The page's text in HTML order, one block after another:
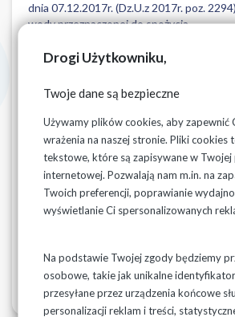
Drogi Użytkowniku,
Twoje dane są bezpieczne
Używamy plików cookies, aby zapewnić
wrażenia na naszej stronie. Pliki cookies
tekstowe, które są zapisywane w Twojej
internetowej. Pozwalają nam m.in. na
Twoich preferencji, poprawianie
wyświetlanie Ci spersonalizowanych
Na podstawie Twojej zgody będziemy
osobowe, takie jak unikalne
przesyłane przez urządzenia końcowe
personalizacji reklam i treści,
dnia 07.12.2017r. (Dz.U.z 2017r. poz.
wody przeznaczonej do spożycia.
Dotyczy miejscowości: Borowskie Bojary,
Borowskie Gziki, Borowskie Michały,
Borowskie Piećki, Borowskie Stoczki,
Pliki do pobrania